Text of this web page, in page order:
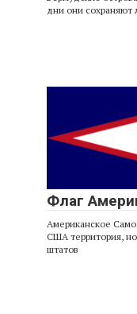
дни они сохраняют
Флаг
Американское
США территория,
штатов